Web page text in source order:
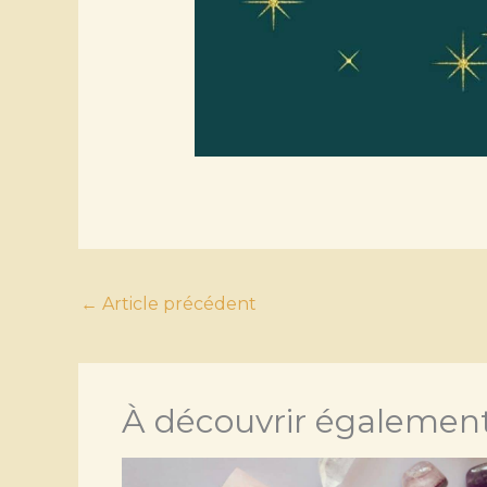
← Article précédent
À découvrir